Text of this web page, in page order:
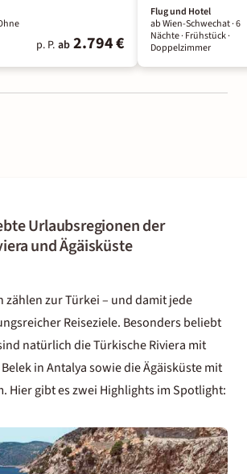
p. P. ab 2.794 €
Flug und Hotel
ab Wien-Schwechat ·6
Nächte· Frühstück·
Doppelzimmer
Urlaubsregionen der
und Ägäisküste
zählen zur Türkei – und damit jede
Reiseziele. Besonders beliebt
natürlich die Türkische Riviera mit
in Antalya sowie die Ägäisküste mit
Hier gibt es zwei Highlights im Spotlight: